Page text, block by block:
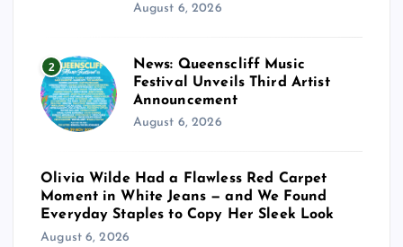
August 6, 2026
2
News: Queenscliff Music
Festival Unveils Third Artist
Announcement
August 6, 2026
Olivia Wilde Had a Flawless Red Carpet
Moment in White Jeans — and We Found
Everyday Staples to Copy Her Sleek Look
August 6, 2026